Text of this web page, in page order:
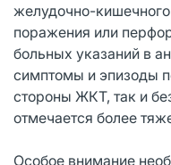
желудочно-кишечного
поражения или
больных указаний в
симптомы и эпизоды
стороны ЖКТ, так и
отмечается более
Особое внимание